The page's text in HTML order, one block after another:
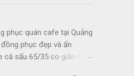
quán cafe tại Sơn La
tại Sơn La Áo phông
- Cam kết đúng tiến độ
phục quán cafe tại Quảng
phục đẹp và ấn
sấu 65/35 co giãn 4